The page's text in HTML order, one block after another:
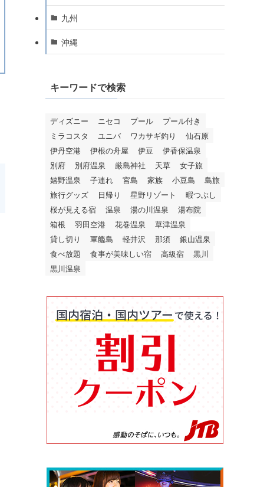
九州
沖縄
キーワードで検索
ディズニー ニセコ プール
プール付き
ミラコスタ
ユニバ ワカサギ釣り
仙石原
伊丹空港
伊根の舟屋 伊豆
伊香保温泉
別府
別府温泉 厳島神社 天草
女子旅
嬉野温泉
子連れ 宮島 家族 小豆島
島旅
旅行グッズ
日帰り 星野リゾート
暇つぶし
桜が見える宿
温泉 湯の川温泉
湯布院
箱根
羽田空港 花巻温泉
草津温泉
貸し切り
軍艦島 軽井沢 那須
銀山温泉
食べ放題
食事が美味しい宿 高級宿
黒川
黒川温泉